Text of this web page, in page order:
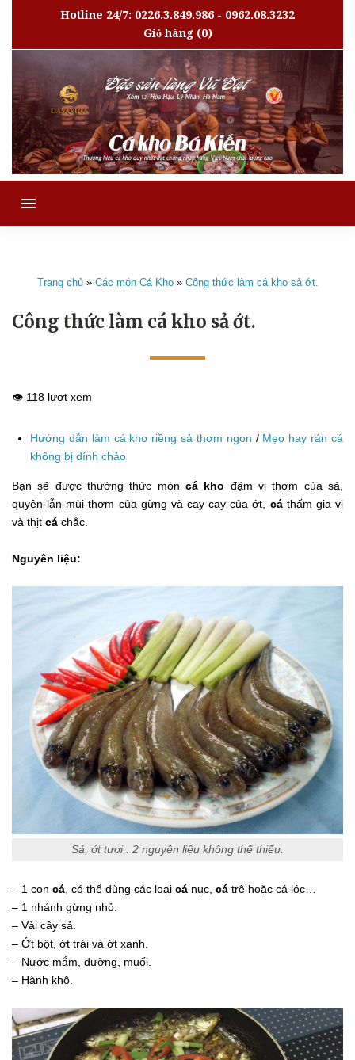
Hotline 24/7: 0226.3.849.986 - 0962.08.3232
Giỏ hàng(0)
MENU
Trang chủ» Các món Cá Kho» Công thức làm cá kho sả ớt.
Công thức làm cá kho sả ớt.
👁️ 118 lượt xem
Hướng dẫn làm cá kho riềng sả thơm ngon / Mẹo hay rán cá
không bị dính chảo
Bạn sẽ được thưởng thức món cá kho đậm vị thơm của sả,
quyện lẫn mùi thơm của gừng và cay cay của ớt, cáthấm gia vị
và thịt cá chắc.
Nguyên liệu:
Sả, ớt tươi . 2 nguyên liệu không thể thiếu.
– 1 con cá , có thể dùng các loại cá nục, cá trê hoặc cá lóc…
– 1 nhánh gừng nhỏ.
– Vài cây sả.
– Ớt bột, ớt trái và ớt xanh.
– Nước mắm, đường, muối.
– Hành khô.